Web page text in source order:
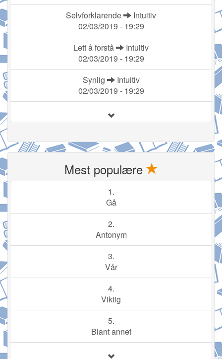
Selvforklarende
Intuitiv
02/03/2019 - 19:29
Lett å forstå
Intuitiv
02/03/2019 - 19:29
Synlig
Intuitiv
02/03/2019 - 19:29
Mest populære
1.
Gå
2.
Antonym
3.
Vår
4.
Viktig
5.
Blant annet